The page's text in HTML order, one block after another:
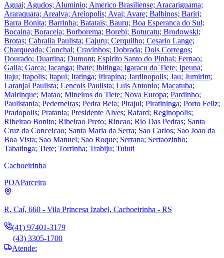
Aguai; Agudos; Aluminio; Americo Brasiliense; Aracariguama;
Araraquara; Arealva; Areiopolis; Avai; Avare; Balbinos; Bariri;
Barra Bonita; Barrinha; Batatais; Bauru; Boa Esperanca do Sul;
Bocaina; Boraceia; Borborema; Borebi; Botucatu; Brodowski;
Brotas; Cabralia Paulista; Cajuru; Cerquilho; Cesario Lange;
Charqueada; Conchal; Cravinhos; Dobrada; Dois Corregos;
Dourado; Duartina; Dumont; Espirito Santo do Pinhal; Fernao;
Galia; Garca; Iacanga; Ibate; Ibitinga; Igaracu do Tiete; Ipeuna;
Itaju; Itapolis; Itapui; Itatinga; Itirapina; Jardinopolis; Jau; Jumirim;
Laranjal Paulista; Lencois Paulista; Luis Antonio; Macatuba;
Mairinque; Matao; Mineiros do Tiete; Nova Europa; Pardinho;
Paulistania; Pederneiras; Pedra Bela; Pirajui; Piratininga; Porto Feliz;
Pradopolis; Pratania; Presidente Alves; Rafard; Reginopolis;
Ribeirao Bonito; Ribeirao Preto; Rincao; Rio Das Pedras; Santa
Cruz da Conceicao; Santa Maria da Serra; Sao Carlos; Sao Joao da
Boa Vista; Sao Manuel; Sao Roque; Serrana; Sertaozinho;
Tabatinga; Tiete; Torrinha; Trabiju; Tuiuti
Cachoeirinha
POAParceira
R. Caí, 660 - Vila Princesa Izabel, Cachoeirinha - RS
(41) 97401-3179
(43) 3305-1700
Atende: